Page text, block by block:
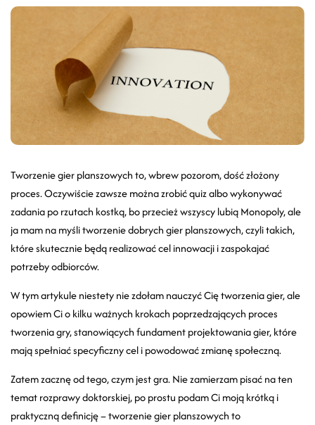
Tworzenie gier planszowych to, wbrew pozorom, dość złożony
proces. Oczywiście zawsze można zrobić quiz albo wykonywać
zadania po rzutach kostką, bo przecież wszyscy lubią Monopoly, ale
ja mam na myśli tworzenie dobrych gier planszowych, czyli takich,
które skutecznie będą realizować cel innowacji i zaspokajać
potrzeby odbiorców.
W tym artykule niestety nie zdołam nauczyć Cię tworzenia gier, ale
opowiem Ci o kilku ważnych krokach poprzedzających proces
tworzenia gry, stanowiących fundament projektowania gier, które
mają spełniać specyficzny cel i powodować zmianę społeczną.
Zatem zacznę od tego, czym jest gra. Nie zamierzam pisać na ten
temat rozprawy doktorskiej, po prostu podam Ci moją krótką i
praktyczną definicję – tworzenie gier planszowych to